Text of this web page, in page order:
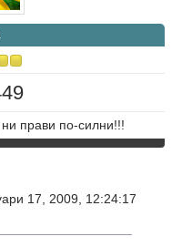
прави по-силни!!!
17, 2009, 12:24:17